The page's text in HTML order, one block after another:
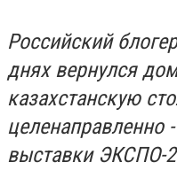
Российский
днях вернулся
казахстанскую
целенаправленно
выставки ЭКСПО-